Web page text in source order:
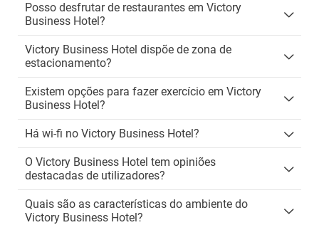
Posso desfrutar de restaurantes em Victory
Business Hotel?
Victory Business Hotel dispõe de zona de
estacionamento?
Existem opções para fazer exercício em Victory
Business Hotel?
Há wi-fi no Victory Business Hotel?
O Victory Business Hotel tem opiniões
destacadas de utilizadores?
Quais são as características do ambiente do
Victory Business Hotel?